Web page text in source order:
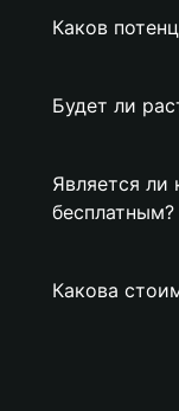
Каков
Будет ли
Является ли
бесплатным?
Какова